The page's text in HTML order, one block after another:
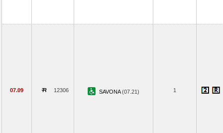
07.09 12306 SAVONA(07.21) 1